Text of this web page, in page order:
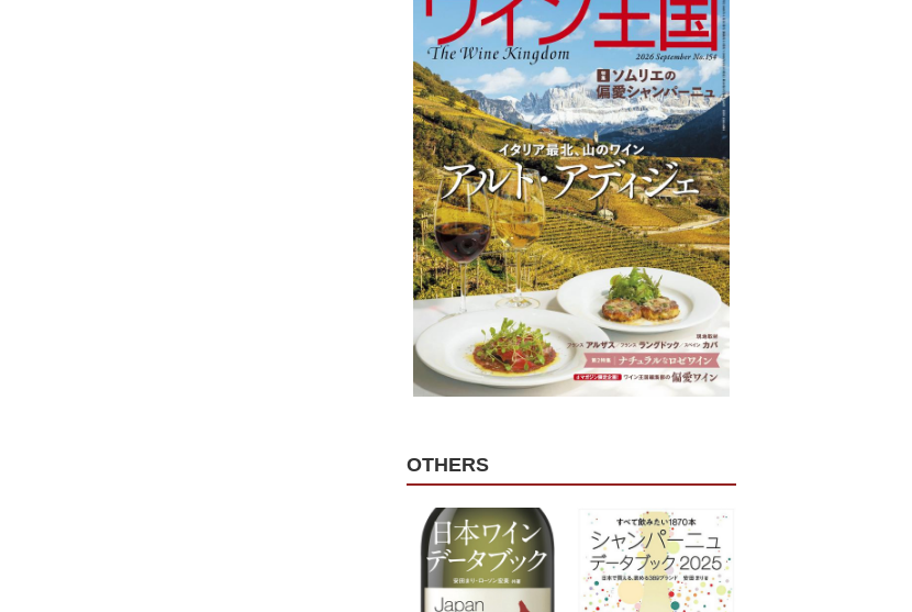
OTHERS